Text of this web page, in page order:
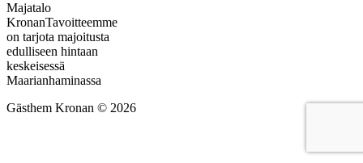
Majatalo
KronanTavoitteemme
on tarjota majoitusta
edulliseen hintaan
keskeisessä
Maarianhaminassa
Gästhem Kronan © 2026